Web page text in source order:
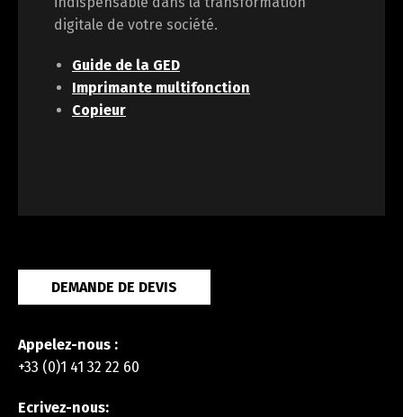
digitale de votre société.
Guide de la GED
Imprimante multifonction
Copieur
DEMANDE DE DEVIS
Appelez-nous :
+33 (0)1 41 32 22 60
Ecrivez-nous: